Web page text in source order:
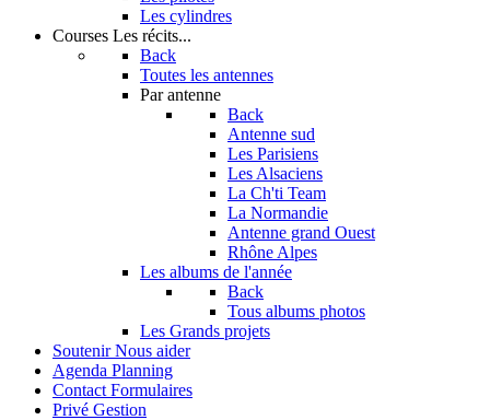
Les cylindres
Courses Les récits...
Back
Toutes les antennes
Par antenne
Back
Antenne sud
Les Parisiens
Les Alsaciens
La Ch'ti Team
La Normandie
Antenne grand Ouest
Rhône Alpes
Les albums de l'année
Back
Tous albums photos
Les Grands projets
Soutenir Nous aider
Agenda Planning
Contact Formulaires
Privé Gestion